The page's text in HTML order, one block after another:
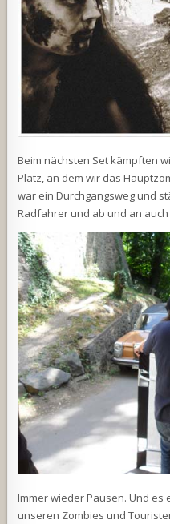
Beim nächsten Set kämpften
Platz, an dem wir das
war ein Durchgangsweg und
Radfahrer und ab und an
Immer wieder Pausen. Und
unseren Zombies und